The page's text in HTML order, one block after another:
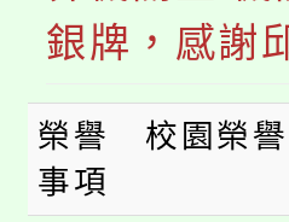
版
代理(課)
「2026金
車」活動
桃園市
生本土語
公告本校
銀牌，感謝
榮譽
事項
校園榮譽